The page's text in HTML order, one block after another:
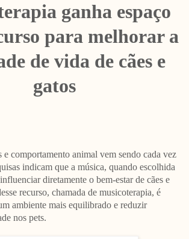
ganha espaço
para melhorar a
de vida de cães e
gatos
e comportamento animal vem sendo cada vez
indicam que a música, quando escolhida
diretamente o bem-estar de cães e
recurso, chamada de musicoterapia, é
ambiente mais equilibrado e reduzir
nos pets.